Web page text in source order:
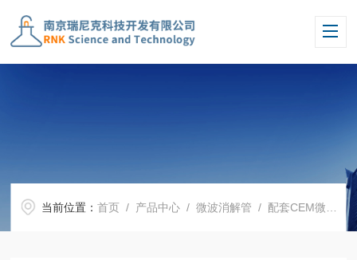
当前位置：首页 / 产品中心 /微波消解管 /配套CEM微波消解罐